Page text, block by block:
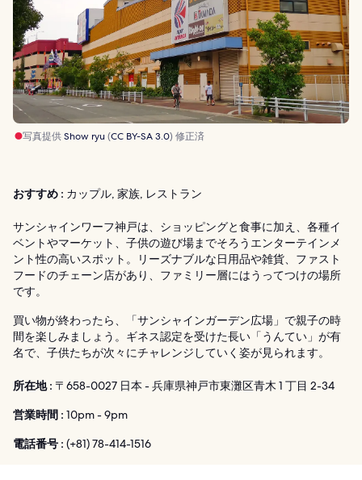
写真提供Show ryu (CC BY-SA 3.0) 修正済
おすすめ : カップル, 家族, レストラン
サンシャインワーフ神戸は、ショッピングと食事に加え、各種イ
ベントやマーケット、子供の遊び場までそろうエンターテインメ
ント性の高いスポット。リーズナブルな日用品や雑貨、ファスト
フードのチェーン店があり、ファミリー層にはうってつけの場所
です。
買い物が終わったら、「サンシャインガーデン広場」で親子の時
間を楽しみましょう。ギネス認定を受けた長い「うんてい」が有
名で、子供たちが次々にチャレンジしていく姿が見られます。
所在地 : 〒658-0027 日本 - 兵庫県神戸市東灘区青木 1 丁目 2-34
営業時間 : 10pm - 9pm
電話番号 : (+81) 78-414-1516